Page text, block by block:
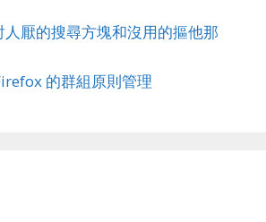
人厭的搜尋方塊和沒用的摳他那
的群組原則管理